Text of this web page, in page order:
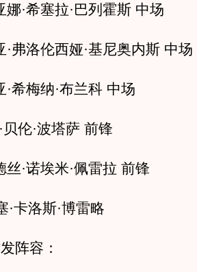
·希塞拉·巴列霍斯 中场
洛伦西娅·基尼奥内斯 中场
梅纳·布兰科 中场
伦·波塔萨 前锋
·诺埃米·佩雷拉 前锋
洛斯·博雷略
容：